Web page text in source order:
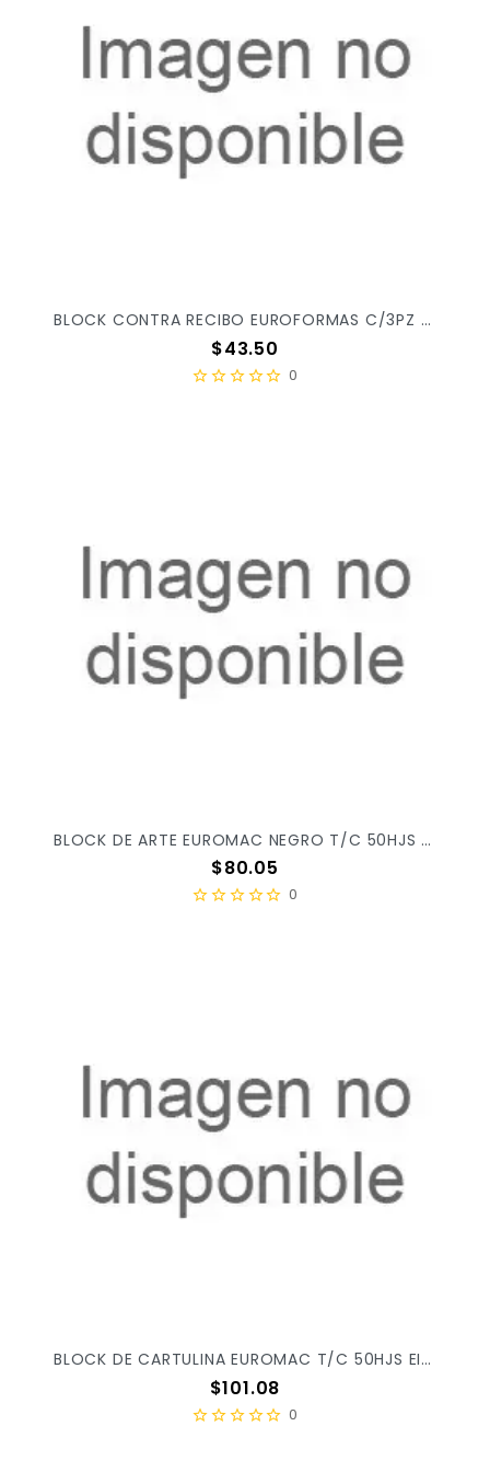
BLOCK CONTRA RECIBO EUROFORMAS C/3PZ ER0125 X/24
Precio
$43.50
0
BLOCK DE ARTE EUROMAC NEGRO T/C 50HJS EI0149 X/20
Precio
$80.05
0
BLOCK DE CARTULINA EUROMAC T/C 50HJS EI0080 X/20
Precio
$101.08
0